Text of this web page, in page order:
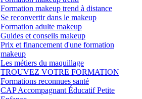
Formation makeup trend à distance
Se reconvertir dans le makeup
Formation adulte makeup
Guides et conseils makeup
Prix et financement d'une formation
makeup
Les métiers du maquillage
TROUVEZ VOTRE FORMATION
Formations reconnues santé
CAP Accompagnant Éducatif Petite